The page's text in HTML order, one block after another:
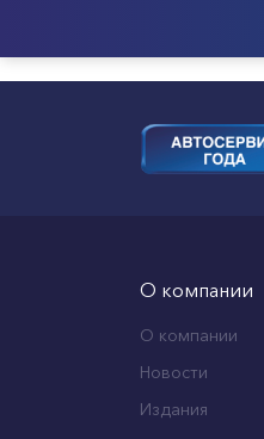
О компании
О компании
Новости
Издания